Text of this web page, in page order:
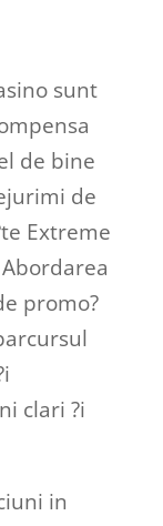
sunt
de bine
de
Extreme
promo?
clari ?i
in